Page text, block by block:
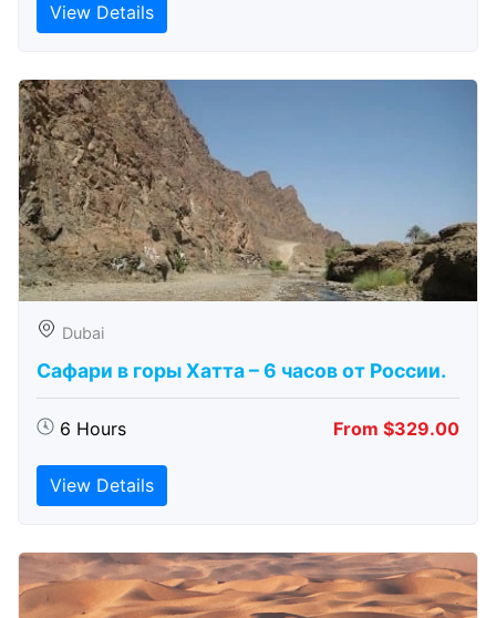
View Details
Dubai
Сафари в горы Хатта – 6 часов от России.
6 Hours From $329.00
View Details